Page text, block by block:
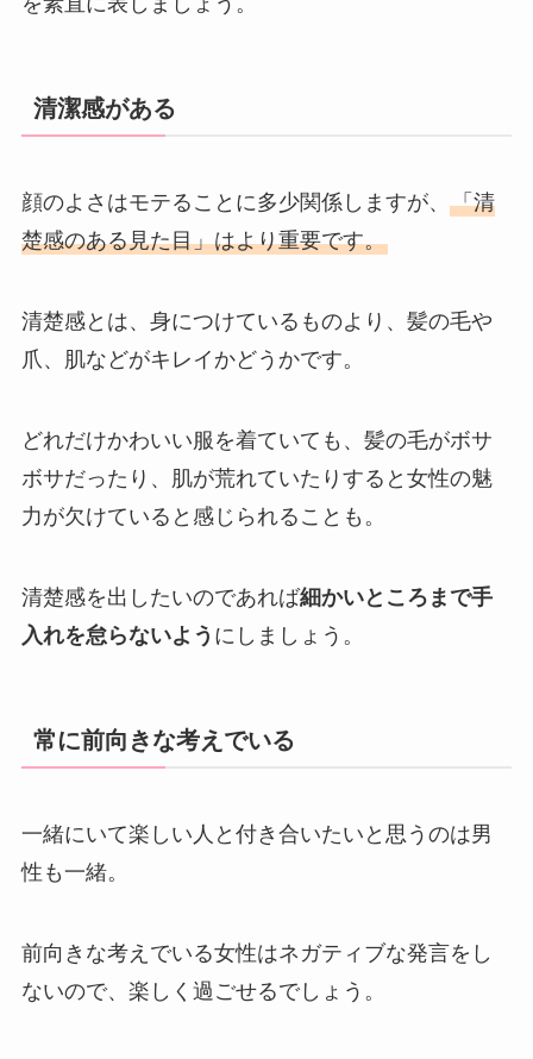
清潔感がある
顔のよさはモテることに多少関係しますが、 「清
楚感のある見た目」はより重要です。
清楚感とは、身につけているものより、髪の毛や
爪、肌などがキレイかどうかです。
どれだけかわいい服を着ていても、髪の毛がボサ
ボサだったり、肌が荒れていたりすると女性の魅
力が欠けていると感じられることも。
清楚感を出したいのであれば細かいところまで手
入れを怠らないよう にしましょう。
常に前向きな考えでいる
一緒にいて楽しい人と付き合いたいと思うのは男
性も一緒。
前向きな考えでいる女性はネガティブな発言をし
ないので、楽しく過ごせるでしょう。